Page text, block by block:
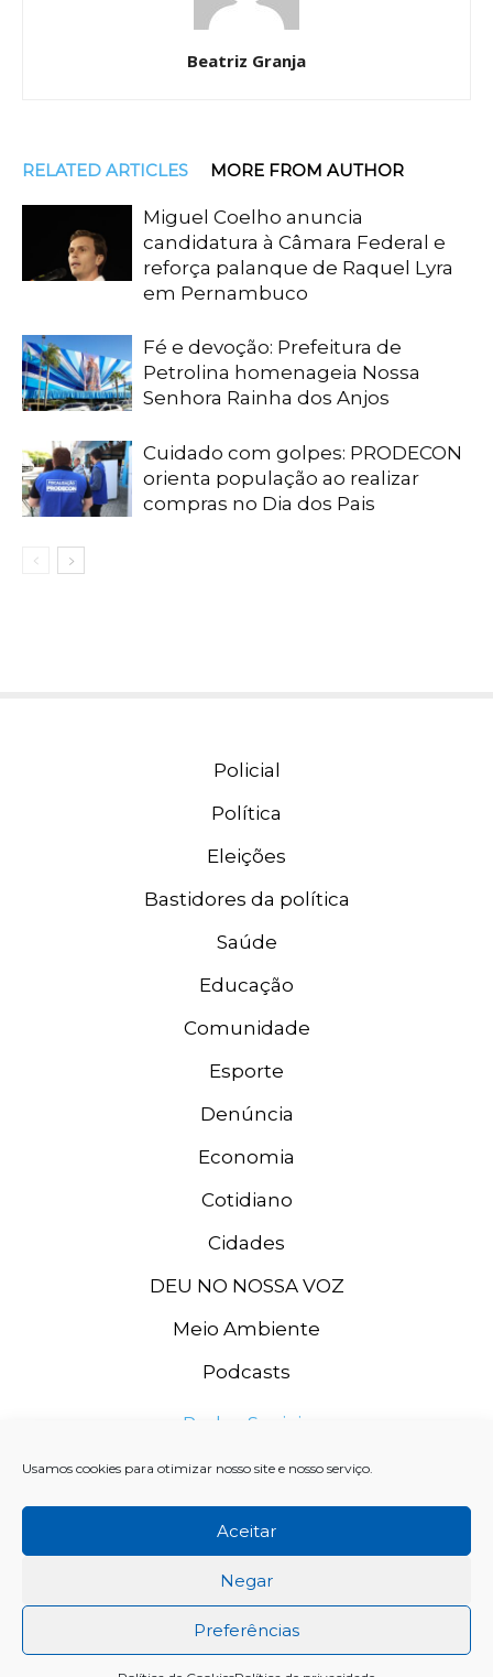
Usamos cookies para otimizar nosso site e nosso serviço.
Aceitar
Negar
Preferências
Beatriz Granja
RELATED ARTICLES MORE FROM AUTHOR
Miguel Coelho anuncia
candidatura à Câmara Federal e
reforça palanque de Raquel Lyra
em Pernambuco
Fé e devoção: Prefeitura de
Petrolina homenageia Nossa
Senhora Rainha dos Anjos
Cuidado com golpes: PRODECON
orienta população ao realizar
compras no Dia dos Pais
Policial
Política
Eleições
Bastidores da política
Saúde
Educação
Comunidade
Esporte
Denúncia
Economia
Cotidiano
Cidades
DEU NO NOSSA VOZ
Meio Ambiente
Podcasts
Redes Sociais